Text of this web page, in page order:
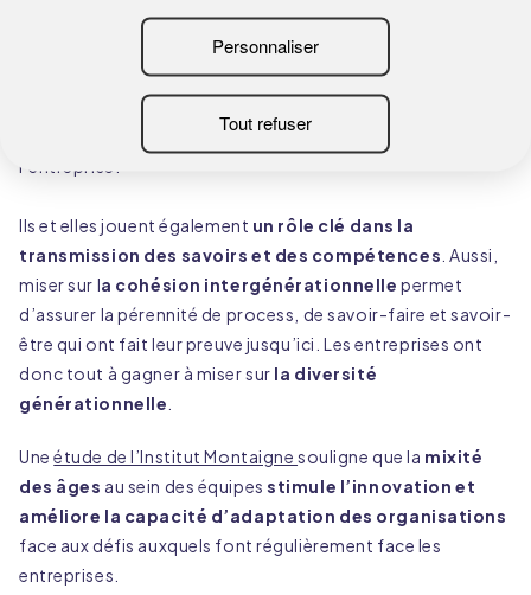
d’expérience,précieux pour les organisations. Leur
anticiper les risques et leur recul face aux
situations complexes ou lors des moments de crise
en font des collaborateurs f
iables, résilients, réactifs
et donc particulièrement stratégiques
l’entreprise.
Ils et elles jouent également un rôle clé dans la
transmission des savoirs et des compétences . Aussi,
miser sur la cohésion intergénérationnelle permet
d’assurer la pérennité de process, de savoir-faire et savoir-
être qui ont fait leur preuve jusqu’ici. Les entreprises ont
donc tout à gagner à miser sur la diversité
générationnelle
Uneétude de l’Institut Montaignesouligne que la mixité
des âges au sein des équipes stimule l’innovation et
améliore la capacité d’adaptation des organisations
face aux défis auxquels font régulièrement face les
entreprises.